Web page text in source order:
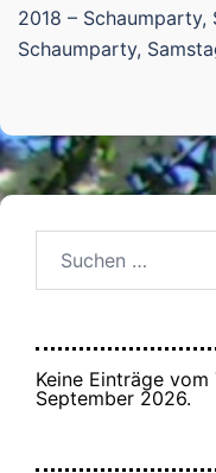
2018 – Schaumparty,
Schaumparty,
Keine Einträge
September 2026.